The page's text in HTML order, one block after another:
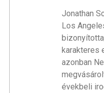
Jonathan
Los
karakteres
azonban
évekbeli